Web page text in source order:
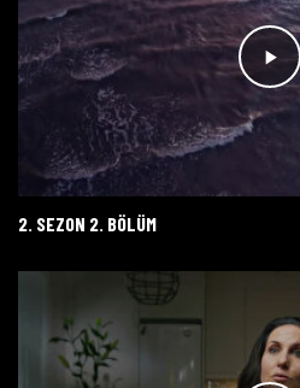
2. SEZON 2. BÖLÜM